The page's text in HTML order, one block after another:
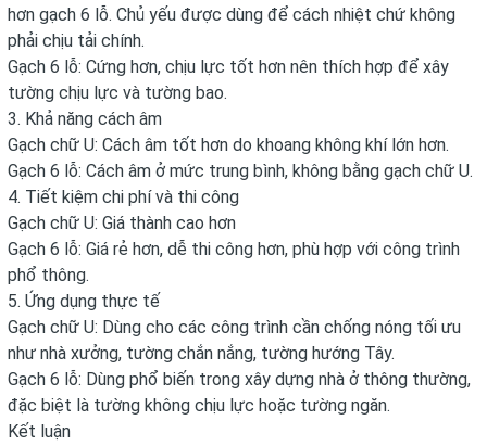
hơn gạch 6 lỗ. Chủ yếu được dùng để cách nhiệt chứ không
phải chịu tải chính.
Gạch 6 lỗ: Cứng hơn, chịu lực tốt hơn nên thích hợp để xây
tường chịu lực và tường bao.
3. Khả năng cách âm
Gạch chữ U: Cách âm tốt hơn do khoang không khí lớn hơn.
Gạch 6 lỗ: Cách âm ở mức trung bình, không bằng gạch chữ U.
4. Tiết kiệm chi phí và thi công
Gạch chữ U: Giá thành cao hơn
Gạch 6 lỗ: Giá rẻ hơn, dễ thi công hơn, phù hợp với công trình
phổ thông.
5. Ứng dụng thực tế
Gạch chữ U: Dùng cho các công trình cần chống nóng tối ưu
như nhà xưởng, tường chắn nắng, tường hướng Tây.
Gạch 6 lỗ: Dùng phổ biến trong xây dựng nhà ở thông thường,
đặc biệt là tường không chịu lực hoặc tường ngăn.
Kết luận